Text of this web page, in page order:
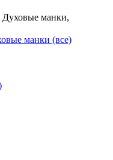
Духовые манки,
манки (все)